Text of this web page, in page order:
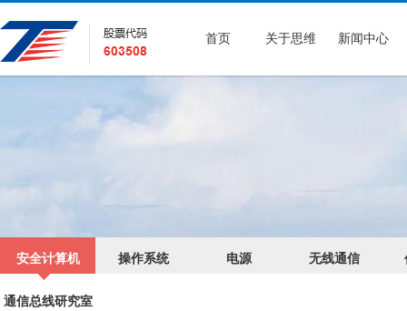
首页 关于思维 新闻中心
安全计算机 操作系统 电源 无线通信
通信总线研究室